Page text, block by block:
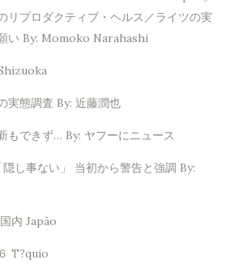
リプロダクティブ・ヘルス／ライツの実
い By: Momoko Narahashi
実態調査 By: 近藤潤也
もできず… By: ヤフーにニュース
し事ない」 当初から警告と強調 By:
内 Japão
T?quio